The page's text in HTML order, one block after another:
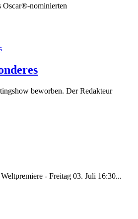
Oscar®-nominierten
beworben. Der Redakteur
- Freitag 03. Juli 16:30...